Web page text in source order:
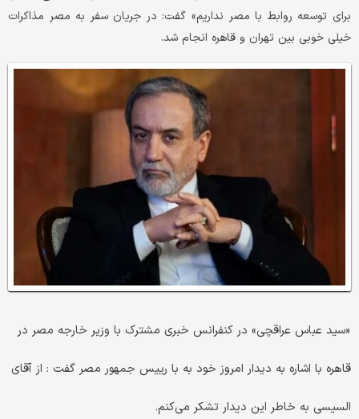
برای توسعه روابط با مصر نداریم» گفت: در جریان سفر به مصر مذاکرات
خیلی خوبی بین تهران و قاهره انجام شد.
«سید عباس عراقچی» در کنفرانس خبری مشترک با وزیر خارجه مصر در
قاهره با اشاره به دیدار امروز خود به با رییس جمهور مصر گفت : از آقای
السیسی به خاطر این دیدار تشکر می‌کنم.